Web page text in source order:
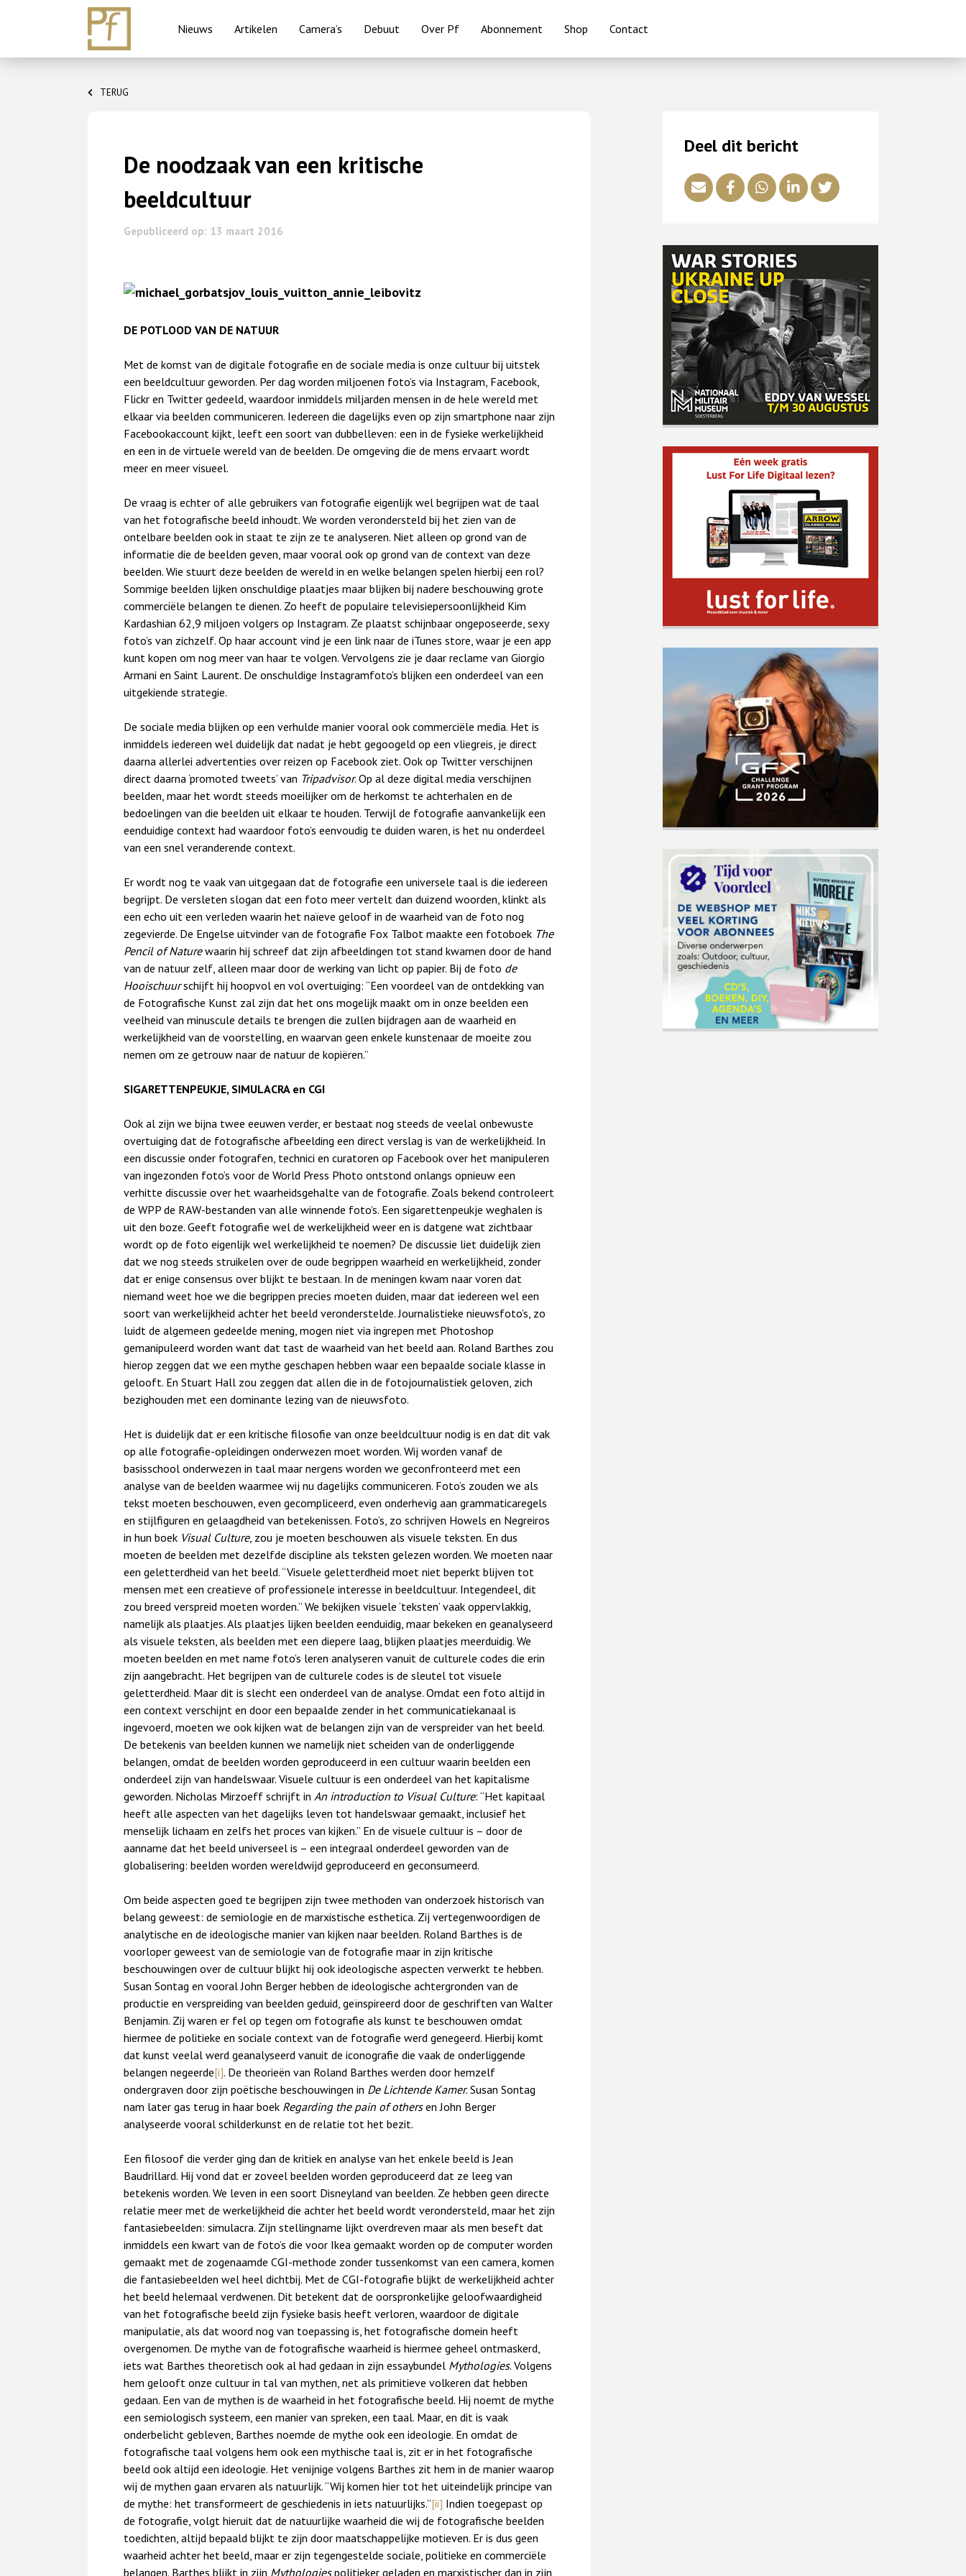
Nieuws Artikelen Camera’s Debuut Over Pf Abonnement Shop Contact
TERUG
De noodzaak van een kritische
beeldcultuur
Gepubliceerd op: 13 maart 2016
DE POTLOOD VAN DE NATUUR
Met de komst van de digitale fotografie en de sociale media is onze cultuur bij uitstek
een beeldcultuur geworden. Per dag worden miljoenen foto’s via Instagram, Facebook,
Flickr en Twitter gedeeld, waardoor inmiddels miljarden mensen in de hele wereld met
elkaar via beelden communiceren. Iedereen die dagelijks even op zijn smartphone naar zijn
Facebookaccount kijkt, leeft een soort van dubbelleven: een in de fysieke werkelijkheid
en een in de virtuele wereld van de beelden. De omgeving die de mens ervaart wordt
meer en meer visueel.
De vraag is echter of alle gebruikers van fotografie eigenlijk wel begrijpen wat de taal
van het fotografische beeld inhoudt. We worden verondersteld bij het zien van de
ontelbare beelden ook in staat te zijn ze te analyseren. Niet alleen op grond van de
informatie die de beelden geven, maar vooral ook op grond van de context van deze
beelden. Wie stuurt deze beelden de wereld in en welke belangen spelen hierbij een rol?
Sommige beelden lijken onschuldige plaatjes maar blijken bij nadere beschouwing grote
commerciële belangen te dienen. Zo heeft de populaire televisiepersoonlijkheid Kim
Kardashian 62,9 miljoen volgers op Instagram. Ze plaatst schijnbaar ongeposeerde, sexy
foto’s van zichzelf. Op haar account vind je een link naar de iTunes store, waar je een app
kunt kopen om nog meer van haar te volgen. Vervolgens zie je daar reclame van Giorgio
Armani en Saint Laurent. De onschuldige Instagramfoto’s blijken een onderdeel van een
uitgekiende strategie.
De sociale media blijken op een verhulde manier vooral ook commerciële media. Het is
inmiddels iedereen wel duidelijk dat nadat je hebt gegoogeld op een vliegreis, je direct
daarna allerlei advertenties over reizen op Facebook ziet. Ook op Twitter verschijnen
direct daarna ‘promoted tweets’ van Tripadvisor. Op al deze digital media verschijnen
beelden, maar het wordt steeds moeilijker om de herkomst te achterhalen en de
bedoelingen van die beelden uit elkaar te houden. Terwijl de fotografie aanvankelijk een
eenduidige context had waardoor foto’s eenvoudig te duiden waren, is het nu onderdeel
van een snel veranderende context.
Er wordt nog te vaak van uitgegaan dat de fotografie een universele taal is die iedereen
begrijpt. De versleten slogan dat een foto meer vertelt dan duizend woorden, klinkt als
een echo uit een verleden waarin het naïeve geloof in de waarheid van de foto nog
zegevierde. De Engelse uitvinder van de fotografie Fox Talbot maakte een fotoboek The
Pencil of Naturewaarin hij schreef dat zijn afbeeldingen tot stand kwamen door de hand
van de natuur zelf, alleen maar door de werking van licht op papier. Bij de foto de
Hooischuurschijft hij hoopvol en vol overtuiging: “Een voordeel van de ontdekking van
de Fotografische Kunst zal zijn dat het ons mogelijk maakt om in onze beelden een
veelheid van minuscule details te brengen die zullen bijdragen aan de waarheid en
werkelijkheid van de voorstelling, en waarvan geen enkele kunstenaar de moeite zou
nemen om ze getrouw naar de natuur de kopiëren.”
SIGARETTENPEUKJE, SIMULACRA en CGI
Ook al zijn we bijna twee eeuwen verder, er bestaat nog steeds de veelal onbewuste
overtuiging dat de fotografische afbeelding een direct verslag is van de werkelijkheid. In
een discussie onder fotografen, technici en curatoren op Facebook over het manipuleren
van ingezonden foto’s voor de World Press Photo ontstond onlangs opnieuw een
verhitte discussie over het waarheidsgehalte van de fotografie. Zoals bekend controleert
de WPP de RAW-bestanden van alle winnende foto’s. Een sigarettenpeukje weghalen is
uit den boze. Geeft fotografie wel de werkelijkheid weer en is datgene wat zichtbaar
wordt op de foto eigenlijk wel werkelijkheid te noemen? De discussie liet duidelijk zien
dat we nog steeds struikelen over de oude begrippen waarheid en werkelijkheid, zonder
dat er enige consensus over blijkt te bestaan. In de meningen kwam naar voren dat
niemand weet hoe we die begrippen precies moeten duiden, maar dat iedereen wel een
soort van werkelijkheid achter het beeld veronderstelde. Journalistieke nieuwsfoto’s, zo
luidt de algemeen gedeelde mening, mogen niet via ingrepen met Photoshop
gemanipuleerd worden want dat tast de waarheid van het beeld aan. Roland Barthes zou
hierop zeggen dat we een mythe geschapen hebben waar een bepaalde sociale klasse in
gelooft. En Stuart Hall zou zeggen dat allen die in de fotojournalistiek geloven, zich
bezighouden met een dominante lezing van de nieuwsfoto.
Het is duidelijk dat er een kritische filosofie van onze beeldcultuur nodig is en dat dit vak
op alle fotografie-opleidingen onderwezen moet worden. Wij worden vanaf de
basisschool onderwezen in taal maar nergens worden we geconfronteerd met een
analyse van de beelden waarmee wij nu dagelijks communiceren. Foto’s zouden we als
tekst moeten beschouwen, even gecompliceerd, even onderhevig aan grammaticaregels
en stijlfiguren en gelaagdheid van betekenissen. Foto’s, zo schrijven Howels en Negreiros
in hun boek Visual Culture, zou je moeten beschouwen als visuele teksten. En dus
moeten de beelden met dezelfde discipline als teksten gelezen worden. We moeten naar
een geletterdheid van het beeld. “Visuele geletterdheid moet niet beperkt blijven tot
mensen met een creatieve of professionele interesse in beeldcultuur. Integendeel, dit
zou breed verspreid moeten worden.” We bekijken visuele ‘teksten’ vaak oppervlakkig,
namelijk als plaatjes. Als plaatjes lijken beelden eenduidig, maar bekeken en geanalyseerd
als visuele teksten, als beelden met een diepere laag, blijken plaatjes meerduidig. We
moeten beelden en met name foto’s leren analyseren vanuit de culturele codes die erin
zijn aangebracht. Het begrijpen van de culturele codes is de sleutel tot visuele
geletterdheid. Maar dit is slecht een onderdeel van de analyse. Omdat een foto altijd in
een context verschijnt en door een bepaalde zender in het communicatiekanaal is
ingevoerd, moeten we ook kijken wat de belangen zijn van de verspreider van het beeld.
De betekenis van beelden kunnen we namelijk niet scheiden van de onderliggende
belangen, omdat de beelden worden geproduceerd in een cultuur waarin beelden een
onderdeel zijn van handelswaar. Visuele cultuur is een onderdeel van het kapitalisme
geworden. Nicholas Mirzoeff schrijft in An introduction to Visual Culture: “Het kapitaal
heeft alle aspecten van het dagelijks leven tot handelswaar gemaakt, inclusief het
menselijk lichaam en zelfs het proces van kijken.” En de visuele cultuur is – door de
aanname dat het beeld universeel is – een integraal onderdeel geworden van de
globalisering: beelden worden wereldwijd geproduceerd en geconsumeerd.
Om beide aspecten goed te begrijpen zijn twee methoden van onderzoek historisch van
belang geweest: de semiologie en de marxistische esthetica. Zij vertegenwoordigen de
analytische en de ideologische manier van kijken naar beelden. Roland Barthes is de
voorloper geweest van de semiologie van de fotografie maar in zijn kritische
beschouwingen over de cultuur blijkt hij ook ideologische aspecten verwerkt te hebben.
Susan Sontag en vooral John Berger hebben de ideologische achtergronden van de
productie en verspreiding van beelden geduid, geïnspireerd door de geschriften van Walter
Benjamin. Zij waren er fel op tegen om fotografie als kunst te beschouwen omdat
hiermee de politieke en sociale context van de fotografie werd genegeerd. Hierbij komt
dat kunst veelal werd geanalyseerd vanuit de iconografie die vaak de onderliggende
belangen negeerde[i]. De theorieën van Roland Barthes werden door hemzelf
ondergraven door zijn poëtische beschouwingen in De Lichtende Kamer. Susan Sontag
nam later gas terug in haar boek Regarding the pain of othersen John Berger
analyseerde vooral schilderkunst en de relatie tot het bezit.
Een filosoof die verder ging dan de kritiek en analyse van het enkele beeld is Jean
Baudrillard. Hij vond dat er zoveel beelden worden geproduceerd dat ze leeg van
betekenis worden. We leven in een soort Disneyland van beelden. Ze hebben geen directe
relatie meer met de werkelijkheid die achter het beeld wordt verondersteld, maar het zijn
fantasiebeelden: simulacra. Zijn stellingname lijkt overdreven maar als men beseft dat
inmiddels een kwart van de foto’s die voor Ikea gemaakt worden op de computer worden
gemaakt met de zogenaamde CGI-methode zonder tussenkomst van een camera, komen
die fantasiebeelden wel heel dichtbij. Met de CGI-fotografie blijkt de werkelijkheid achter
het beeld helemaal verdwenen. Dit betekent dat de oorspronkelijke geloofwaardigheid
van het fotografische beeld zijn fysieke basis heeft verloren, waardoor de digitale
manipulatie, als dat woord nog van toepassing is, het fotografische domein heeft
overgenomen. De mythe van de fotografische waarheid is hiermee geheel ontmaskerd,
iets wat Barthes theoretisch ook al had gedaan in zijn essaybundel Mythologies. Volgens
hem gelooft onze cultuur in tal van mythen, net als primitieve volkeren dat hebben
gedaan. Een van de mythen is de waarheid in het fotografische beeld. Hij noemt de mythe
een semiologisch systeem, een manier van spreken, een taal. Maar, en dit is vaak
onderbelicht gebleven, Barthes noemde de mythe ook een ideologie. En omdat de
fotografische taal volgens hem ook een mythische taal is, zit er in het fotografische
beeld ook altijd een ideologie. Het venijnige volgens Barthes zit hem in de manier waarop
wij de mythen gaan ervaren als natuurlijk. “Wij komen hier tot het uiteindelijk principe van
de mythe: het transformeert de geschiedenis in iets natuurlijks.”[ii] Indien toegepast op
de fotografie, volgt hieruit dat de natuurlijke waarheid die wij de fotografische beelden
toedichten, altijd bepaald blijkt te zijn door maatschappelijke motieven. Er is dus geen
waarheid achter het beeld, maar er zijn tegengestelde sociale, politieke en commerciële
belangen. Barthes blijkt in zijn Mythologiespolitieker geladen en marxistischer dan in zijn
Deel dit bericht